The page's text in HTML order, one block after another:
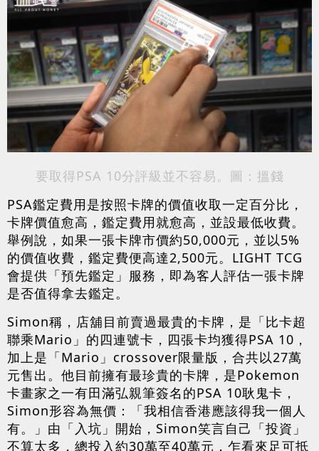
要取得PSA 10分評級並不容易。圖：搵錢
PSA鑑定費用是按照卡牌的價值收取一定百分比，
卡牌價值愈高，鑑定費用就愈高，並設最低收費。
舉例說，如果一張卡牌市價約50,000元，並以5%
的價值收費，鑑定費便高達2,500元。LIGHT TCG
會提供「預先鑑定」服務，即為客人評估一張卡牌
是否值得拿去鑑定。
Simon稱，店舖目前賣過最貴的卡牌，是「比卡超
聯乘Mario」的四連號卡，四張卡均獲得PSA 10，
加上是「Mario」crossover限量版，合共以27萬
元售出。他目前擁有最珍貴的卡牌，是Pokemon
卡畫家之一有田滿弘親筆簽名的PSA 10耿鬼卡，
Simon形容為無價：「我相信香港應該得我一個人
有。」由「入坑」開始，Simon笑言自己「投資」
不算太多，總投入約30萬至40萬元，乍看來足可抵